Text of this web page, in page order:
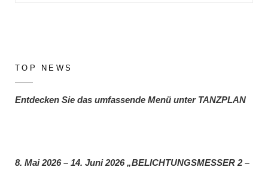
TOP NEWS
Entdecken Sie das umfassende Menü unter TANZPLAN
8. Mai 2026 – 14. Juni 2026 „BELICHTUNGSMESSER 2 –